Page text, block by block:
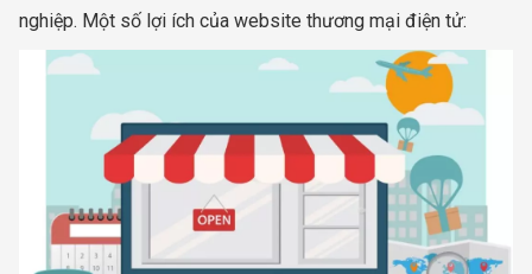
nghiệp. Một số lợi ích của website thương mại điện tử: